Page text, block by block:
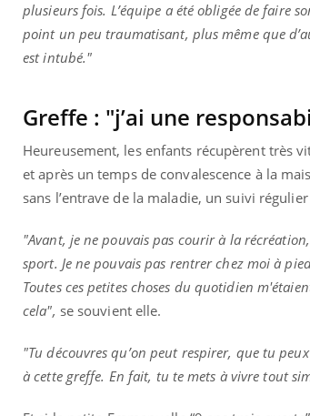
plusieurs fois. L’équipe a été obligée de faire
point un peu traumatisant, plus même que
est intubé."
Greffe : "j’ai une
Heureusement, les enfants récupèrent très
et après un temps de convalescence à la
sans l’entrave de la maladie, un suivi
"Avant, je ne pouvais pas courir à la
sport. Je ne pouvais pas rentrer chez moi à
Toutes ces petites choses du quotidien
cela", se souvient elle.
"Tu découvres qu’on peut respirer, que tu
à cette greffe. En fait, tu te mets à vivre tout